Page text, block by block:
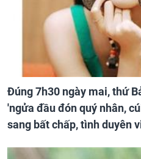
Đúng 7h30 ngày mai, thứ
'ngửa đầu đón quý nhân,
sang bất chấp, tình duyên